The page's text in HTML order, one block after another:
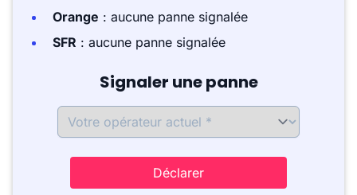
Orange : aucune panne signalée
SFR : aucune panne signalée
Signaler une panne
Déclarer